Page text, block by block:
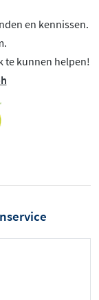
en kennissen.
te kunnen helpen!